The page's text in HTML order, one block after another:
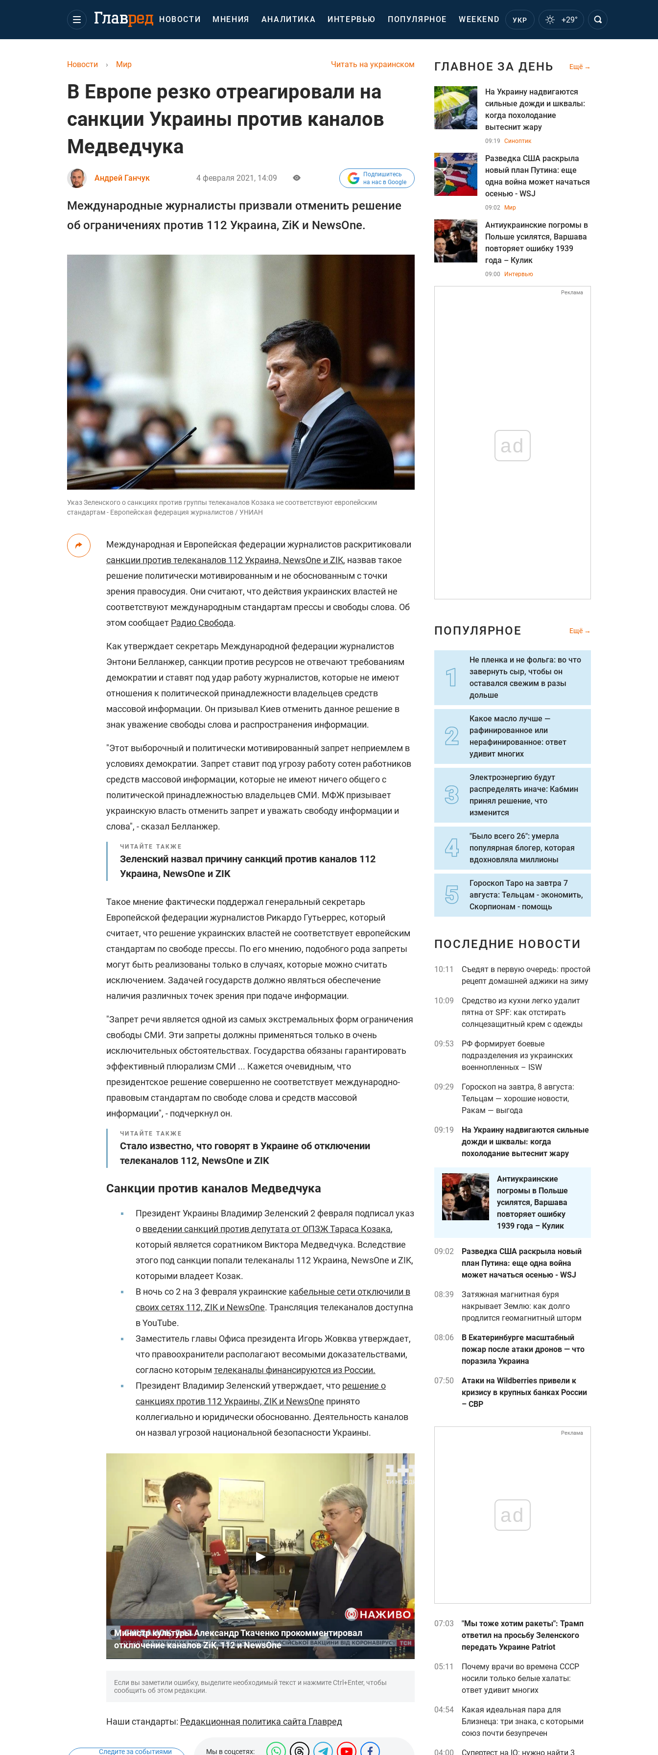
НОВОСТИ МНЕНИЯ АНАЛИТИКА ИНТЕРВЬЮ ПОПУЛЯРНОЕ WEEKEND УКР +29°
Читать на украинском
Новости › Мир
В Европе резко отреагировали на
санкции Украины против каналов
Медведчука
Андрей Ганчук 4 февраля 2021, 14:09
Подпишитесь
на нас в Google
Международные журналисты призвали отменить решение
об ограничениях против 112 Украина, ZiK и NewsOne.
Указ Зеленского о санкциях против группы телеканалов Козака не соответствуют европейским
стандартам - Европейская федерация журналистов / УНИАН
Международная и Европейская федерации журналистов раскритиковали
санкции против телеканалов 112 Украина, NewsOne и ZIK, назвав такое
решение политически мотивированным и не обоснованным с точки
зрения правосудия. Они считают, что действия украинских властей не
соответствуют международным стандартам прессы и свободы слова. Об
этом сообщает Радио Свобода.
Как утверждает секретарь Международной федерации журналистов
Энтони Белланжер, санкции против ресурсов не отвечают требованиям
демократии и ставят под удар работу журналистов, которые не имеют
отношения к политической принадлежности владельцев средств
массовой информации. Он призывал Киев отменить данное решение в
знак уважение свободы слова и распространения информации.
"Этот выборочный и политически мотивированный запрет неприемлем в
условиях демократии. Запрет ставит под угрозу работу сотен работников
средств массовой информации, которые не имеют ничего общего с
политической принадлежностью владельцев СМИ. МФЖ призывает
украинскую власть отменить запрет и уважать свободу информации и
слова", - сказал Белланжер.
ЧИТАЙТЕ ТАКЖЕ
Зеленский назвал причину санкций против каналов 112
Украина, NewsOne и ZIK
Такое мнение фактически поддержал генеральный секретарь
Европейской федерации журналистов Рикардо Гутьеррес, который
считает, что решение украинских властей не соответствует европейским
стандартам по свободе прессы. По его мнению, подобного рода запреты
могут быть реализованы только в случаях, которые можно считать
исключением. Задачей государств должно являться обеспечение
наличия различных точек зрения при подаче информации.
"Запрет речи является одной из самых экстремальных форм ограничения
свободы СМИ. Эти запреты должны применяться только в очень
исключительных обстоятельствах. Государства обязаны гарантировать
эффективный плюрализм СМИ ... Кажется очевидным, что
президентское решение совершенно не соответствует международно-
правовым стандартам по свободе слова и средств массовой
информации", - подчеркнул он.
ЧИТАЙТЕ ТАКЖЕ
Стало известно, что говорят в Украине об отключении
телеканалов 112, NewsOne и ZIK
Санкции против каналов Медведчука
Президент Украины Владимир Зеленский 2 февраля подписал указ
о введении санкций против депутата от ОПЗЖ Тараса Козака,
который является соратником Виктора Медведчука. Вследствие
этого под санкции попали телеканалы 112 Украина, NewsOne и ZIK,
которыми владеет Козак.
В ночь со 2 на 3 февраля украинские кабельные сети отключили в
своих сетях 112, ZIK и NewsOne. Трансляция телеканалов доступна
в YouTube.
Заместитель главы Офиса президента Игорь Жовква утверждает,
что правоохранители располагают весомыми доказательствами,
согласно которым телеканалы финансируются из России.
Президент Владимир Зеленский утверждает, что решение о
санкциях против 112 Украины, ZIK и NewsOne принято
коллегиально и юридически обоснованно. Деятельность каналов
он назвал угрозой национальной безопасности Украины.
Министр культуры Александр Ткаченко прокомментировал
отключение каналов ZiK, 112 и NewsOne
Если вы заметили ошибку, выделите необходимый текст и нажмите Ctrl+Enter, чтобы
сообщить об этом редакции.
Наши стандарты: Редакционная политика сайта Главред
Следите за событиями Мы в соцсетях:
ГЛАВНОЕ ЗА ДЕНЬ Ещё
На Украину надвигаются
сильные дожди и шквалы:
когда похолодание
вытеснит жару
09:19 Синоптик
Разведка США раскрыла
новый план Путина: еще
одна война может начаться
осенью - WSJ
09:02 Мир
Антиукраинские погромы в
Польше усилятся, Варшава
повторяет ошибку 1939
года – Кулик
09:00 Интервью
Реклама
ad
ПОПУЛЯРНОЕ Ещё
Не пленка и не фольга: во что
завернуть сыр, чтобы он
оставался свежим в разы
дольше
Какое масло лучше —
рафинированное или
нерафинированное: ответ
удивит многих
Электроэнергию будут
распределять иначе: Кабмин
принял решение, что
изменится
"Было всего 26": умерла
популярная блогер, которая
вдохновляла миллионы
Гороскоп Таро на завтра 7
августа: Тельцам - экономить,
Скорпионам - помощь
ПОСЛЕДНИЕ НОВОСТИ
10:11
Съедят в первую очередь: простой
рецепт домашней аджики на зиму
10:09
Средство из кухни легко удалит
пятна от SPF: как отстирать
солнцезащитный крем с одежды
09:53
РФ формирует боевые
подразделения из украинских
военнопленных – ISW
09:29
Гороскоп на завтра, 8 августа:
Тельцам — хорошие новости,
Ракам — выгода
09:19
На Украину надвигаются сильные
дожди и шквалы: когда
похолодание вытеснит жару
Антиукраинские
погромы в Польше
усилятся, Варшава
повторяет ошибку
1939 года – Кулик
09:02
Разведка США раскрыла новый
план Путина: еще одна война
может начаться осенью - WSJ
08:39
Затяжная магнитная буря
накрывает Землю: как долго
продлится геомагнитный шторм
08:06
В Екатеринбурге масштабный
пожар после атаки дронов — что
поразила Украина
07:50
Атаки на Wildberries привели к
кризису в крупных банках России
– СВР
Реклама
ad
07:03
"Мы тоже хотим ракеты": Трамп
ответил на просьбу Зеленского
передать Украине Patriot
05:11
Почему врачи во времена СССР
носили только белые халаты:
ответ удивит многих
04:54
Какая идеальная пара для
Близнеца: три знака, с которыми
союз почти безупречен
04:00 Супертест на IQ: нужно найти 3